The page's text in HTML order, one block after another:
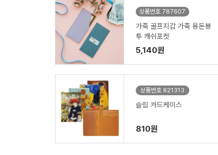
상품번호 787607
가죽 골프지갑 가죽 용돈봉
투 캐쉬포켓
5,140원
상품번호 821313
슬림 카드케이스
810원